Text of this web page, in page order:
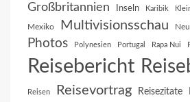
Großbritannien Inseln Karibik
Mexiko Multivisionsschau
Photos Polynesien Portugal Rapa Nui
Reisebericht
Reisen Reisevortrag Reisezitate